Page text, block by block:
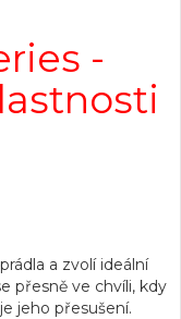
-
a zvolí ideální
přesně ve chvíli, kdy
jeho přesušení.